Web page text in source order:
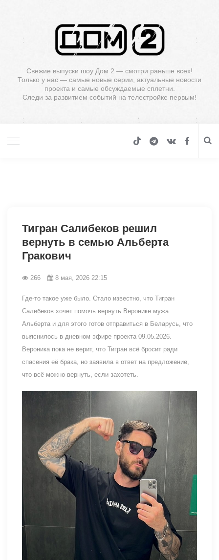
Свежие выпуски шоу Дом 2 — смотри раньше всех!
Только у нас — самые новые серии, актуальные новости
проекта и самые обсуждаемые сплетни.
Следи за развитием событий на телестройке первым!
Тигран Салибеков решил
вернуть в семью Альберта
Гракович
266 8 мая, 2026 22:15
Где-то такое уже было. Стало известно, что Тигран
Салибеков хочет помочь вернуть Веронике мужа
Альберта и для этого готов отправиться в Беларусь, что
выяснилось в дневном эфире проекта 09.05.2026.
Вероника пока не верит, что Тигран всё бросит ради
спасения её брака, но заявила в ответ на предложение,
что всё можно вернуть, если захотеть.